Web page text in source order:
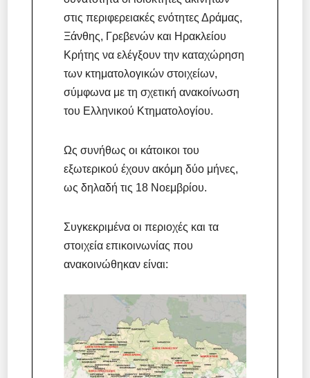
στις περιφερειακές ενότητες Δράμας,
Ξάνθης, Γρεβενών και Ηρακλείου
Κρήτης να ελέγξουν την καταχώρηση
των κτηματολογικών στοιχείων,
σύμφωνα με τη σχετική ανακοίνωση
του Ελληνικού Κτηματολογίου.
Ως συνήθως οι κάτοικοι του
εξωτερικού έχουν ακόμη δύο μήνες,
ως δηλαδή τις 18 Νοεμβρίου.
Συγκεκριμένα οι περιοχές και τα
στοιχεία επικοινωνίας που
ανακοινώθηκαν είναι: